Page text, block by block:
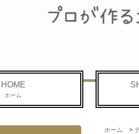
HOME
ホーム
ホーム >